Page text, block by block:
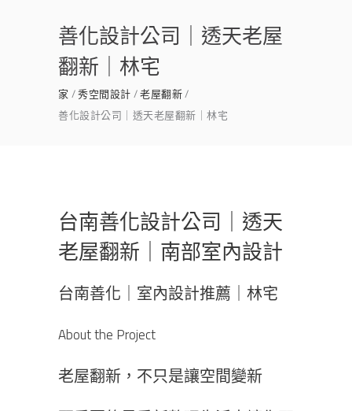
善化設計公司｜透天老屋
翻新｜林宅
家 秀空間設計 老屋翻新
善化設計公司｜透天老屋翻新｜林宅
台南善化設計公司｜透天
老屋翻新｜南部室內設計
台南善化｜室內設計推薦｜林宅
About the Project
老屋翻新，不只是讓空間變新